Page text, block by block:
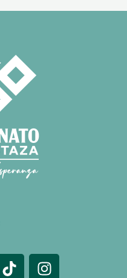
T
I